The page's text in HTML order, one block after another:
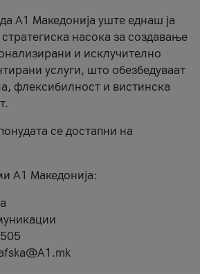
А1 Македонија уште еднаш ја
стратегиска насока за создавање
и исклучително
услуги, што обезбедуваат
флексибилност и вистинска
се достапни на
А1 Македонија: